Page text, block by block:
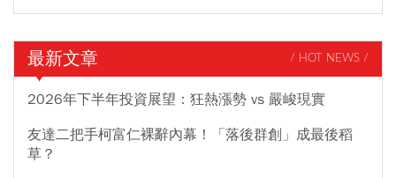
最新文章 / HOT NEWS /
2026年下半年投資展望：狂熱漲勢 vs 嚴峻現實
友達二把手柯富仁裸辭內幕！「落後群創」成最後稻
草？